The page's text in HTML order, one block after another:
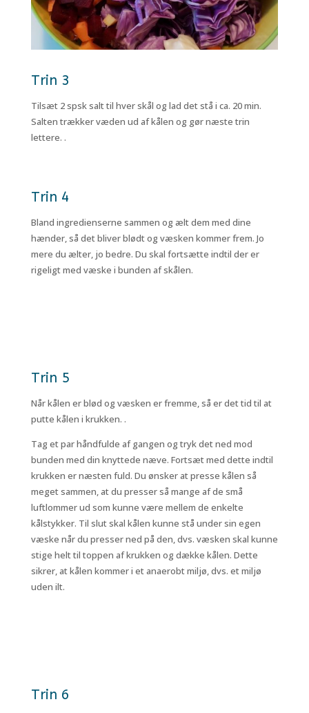
Trin 3
Tilsæt 2 spsk salt til hver skål og lad det stå i ca. 20 min.
Salten trækker væden ud af kålen og gør næste trin
lettere. .
Trin 4
Bland ingredienserne sammen og ælt dem med dine
hænder, så det bliver blødt og væsken kommer frem. Jo
mere du ælter, jo bedre. Du skal fortsætte indtil der er
rigeligt med væske i bunden af skålen.
Trin 5
Når kålen er blød og væsken er fremme, så er det tid til at
putte kålen i krukken. .
Tag et par håndfulde af gangen og tryk det ned mod
bunden med din knyttede næve. Fortsæt med dette indtil
krukken er næsten fuld. Du ønsker at presse kålen så
meget sammen, at du presser så mange af de små
luftlommer ud som kunne være mellem de enkelte
kålstykker. Til slut skal kålen kunne stå under sin egen
væske når du presser ned på den, dvs. væsken skal kunne
stige helt til toppen af krukken og dække kålen. Dette
sikrer, at kålen kommer i et anaerobt miljø, dvs. et miljø
uden ilt.
Trin 6